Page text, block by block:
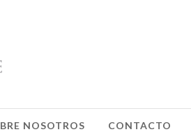
NOSOTROS CONTACTO